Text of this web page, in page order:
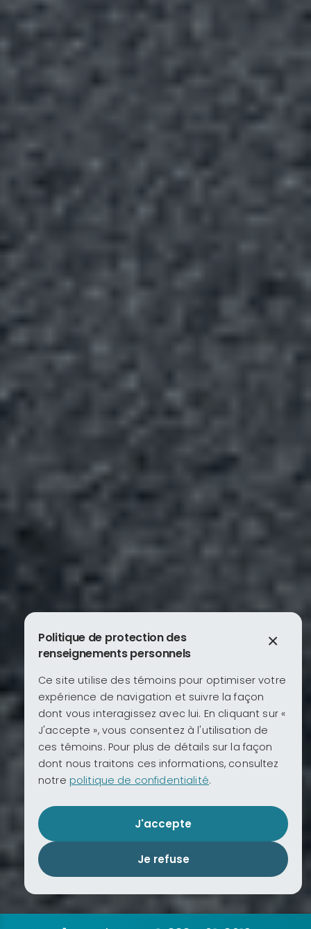
×
Politique de protection des
renseignements personnels
Ce site utilise des témoins pour optimiser votre
expérience de navigation et suivre la façon
dont vous interagissez avec lui. En cliquant sur «
J'accepte », vous consentez à l'utilisation de
ces témoins. Pour plus de détails sur la façon
dont nous traitons ces informations, consultez
notre politique de confidentialité.
Je refuse
J'accepte